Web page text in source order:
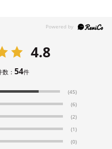
4.8
： 54件
(45)
(6)
(2)
(1)
(0)